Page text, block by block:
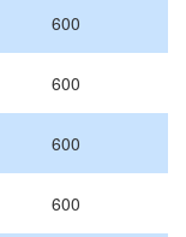
600
600
600
600